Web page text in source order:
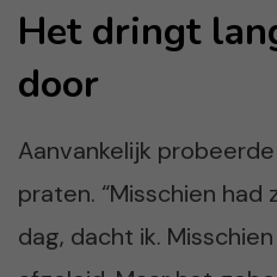
Het dringt
door
Aanvankelijk
praten. “Misschien
dag, dacht ik.